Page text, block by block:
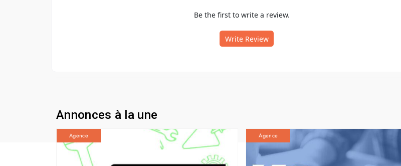
Be the first to write a review.
Write Review
Annonces à la une
Agence Agence